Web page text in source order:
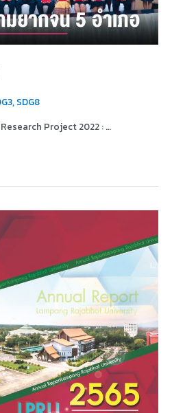
, SDG8
Research Project 2022 : …